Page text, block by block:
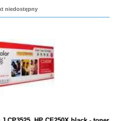
niedostępny